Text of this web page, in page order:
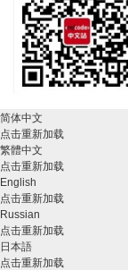
简体中文
点击重新加载
繁體中文
点击重新加载
English
点击重新加载
Russian
点击重新加载
日本語
点击重新加载